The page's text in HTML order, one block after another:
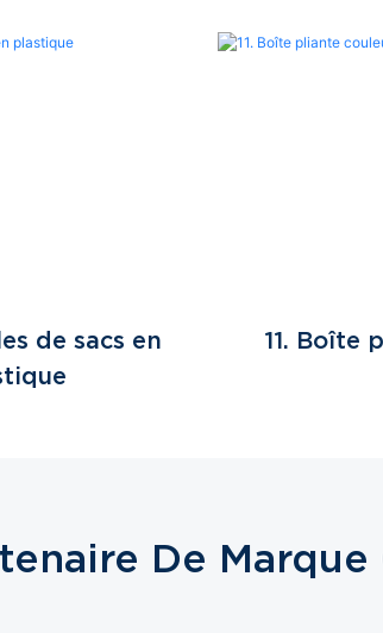
de sacs en
11. Boîte
De Marque